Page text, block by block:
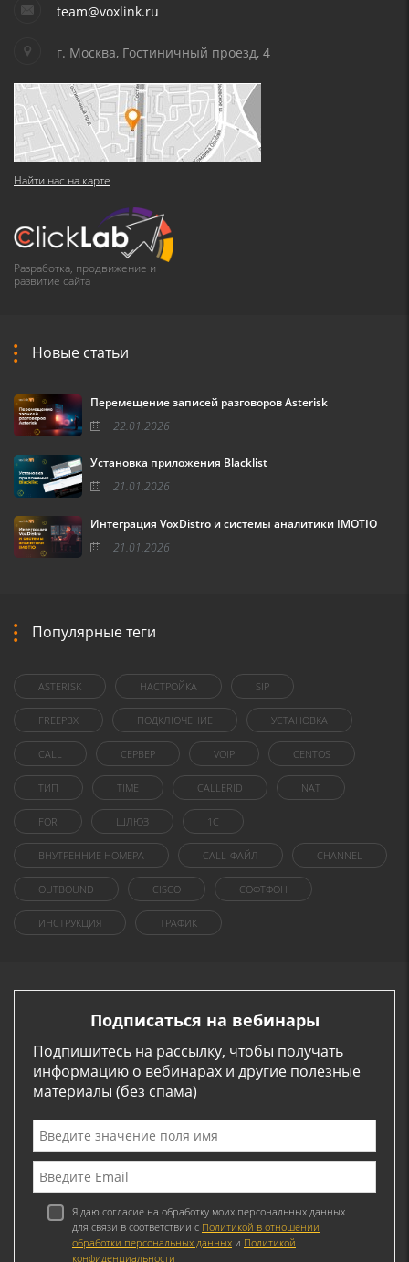
team@voxlink.ru
г. Москва, Гостиничный проезд, 4
Найти нас на карте
Разработка, продвижение и
развитие сайта
Новые статьи
Перемещение записей разговоров Asterisk
22.01.2026
Установка приложения Blacklist
21.01.2026
Интеграция VoxDistro и системы аналитики IMOTIO
21.01.2026
Популярные теги
ASTERISK НАСТРОЙКА SIP
FREEPBX ПОДКЛЮЧЕНИЕ УСТАНОВКА
CALL СЕРВЕР VOIP CENTOS
ТИП TIME CALLERID NAT
FOR ШЛЮЗ 1C
ВНУТРЕННИЕ НОМЕРА CALL-ФАЙЛ CHANNEL
OUTBOUND CISCO СОФТФОН
ИНСТРУКЦИЯ ТРАФИК
Подписаться на вебинары
Подпишитесь на рассылку, чтобы получать
информацию о вебинарах и другие полезные
материалы (без спама)
Я даю согласие на обработку моих персональных данных
для связи в соответствии с Политикой в отношении
обработки персональных данных и Политикой
конфиденциальности